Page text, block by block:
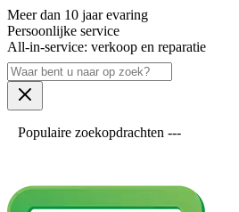
Meer dan 10 jaar evaring
Persoonlijke service
All-in-service: verkoop en reparatie
Populaire zoekopdrachten ---